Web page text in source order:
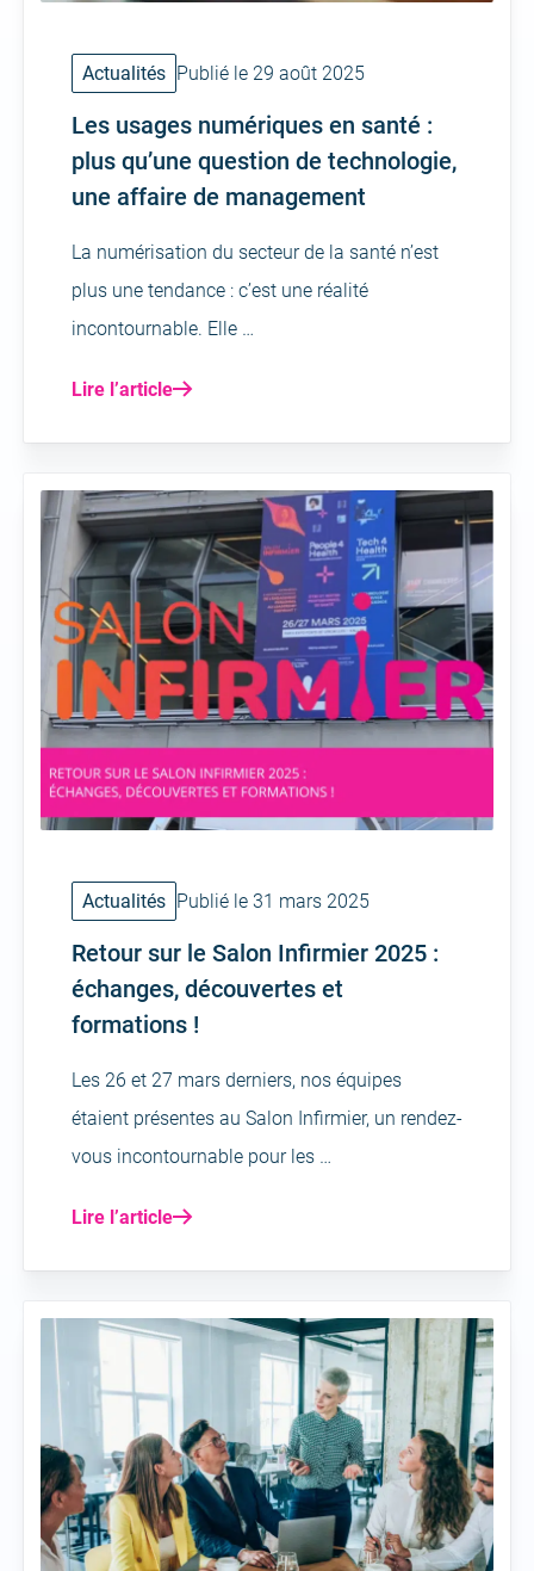
Actualités Publié le 29 août 2025
Les usages numériques en santé :
plus qu’une question de technologie,
une affaire de management
La numérisation du secteur de la santé n’est
plus une tendance : c’est une réalité
incontournable. Elle …
Lire l’article
Actualités Publié le 31 mars 2025
Retour sur le Salon Infirmier 2025 :
échanges, découvertes et
formations !
Les 26 et 27 mars derniers, nos équipes
étaient présentes au Salon Infirmier, un rendez-
vous incontournable pour les …
Lire l’article